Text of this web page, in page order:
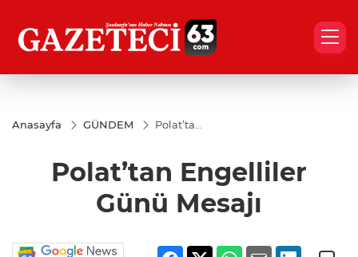
Anasayfa GÜNDEM
Polat’tan
Mesajı
Polat’tan Engelliler
Günü Mesajı